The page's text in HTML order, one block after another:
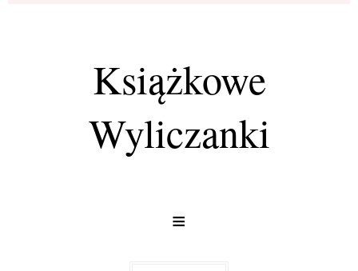
Książkowe
Wyliczanki
≡